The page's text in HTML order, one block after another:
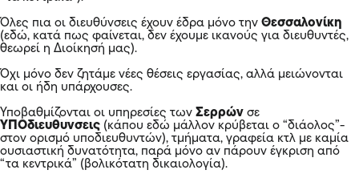
Όλες πια οι διευθύνσεις έχουν έδρα μόνο την Θεσσαλονίκη
(εδώ, κατά πως φαίνεται, δεν έχουμε ικανούς για διευθυντές,
θεωρεί η Διοίκησή μας).
Όχι μόνο δεν ζητάμε νέες θέσεις εργασίας, αλλά μειώνονται
και οι ήδη υπάρχουσες.
Υποβαθμίζονται οι υπηρεσίες των Σερρών σε
ΥΠΟδιευθυνσεις (κάπου εδώ μάλλον κρύβεται ο “διάολος”-
στον ορισμό υποδιευθυντών), τμήματα, γραφεία κτλ με καμία
ουσιαστική δυνατότητα, παρά μόνο αν πάρουν έγκριση από
“τα κεντρικά” (βολικότατη δικαιολογία).